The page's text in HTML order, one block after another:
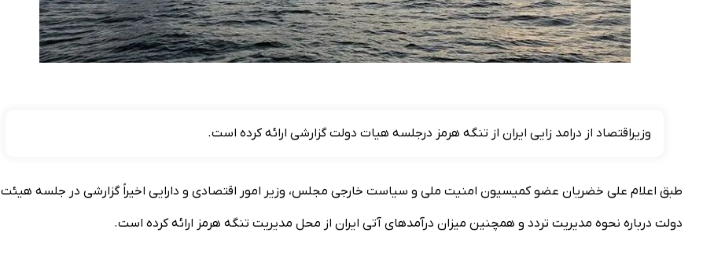
وزیراقتصاد از درامد زایی ایران از تنگه هرمز درجلسه هیات دولت گزارشی ارائه کرده است.
طبق اعلام علی خضریان عضو کمیسیون امنیت ملی و سیاست خارجی مجلس، وزیر امور اقتصادی و دارایی اخیراً گزارشی در جلسه هیئت
دولت درباره نحوه مدیریت تردد و همچنین میزان درآمد‌های آتی ایران از محل مدیریت تنگه هرمز ارائه کرده است.